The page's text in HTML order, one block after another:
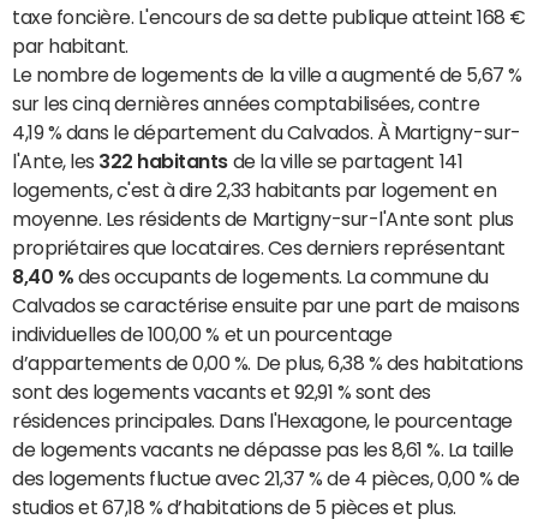
taxe foncière. L'encours de sa dette publique atteint 168 €
par habitant.
Le nombre de logements de la ville a augmenté de 5,67 %
sur les cinq dernières années comptabilisées, contre
4,19 % dans le département du Calvados. À Martigny-sur-
l'Ante, les 322 habitants de la ville se partagent 141
logements, c'est à dire 2,33 habitants par logement en
moyenne. Les résidents de Martigny-sur-l'Ante sont plus
propriétaires que locataires. Ces derniers représentant
8,40 % des occupants de logements. La commune du
Calvados se caractérise ensuite par une part de maisons
individuelles de 100,00 % et un pourcentage
d’appartements de 0,00 %. De plus, 6,38 % des habitations
sont des logements vacants et 92,91 % sont des
résidences principales. Dans l'Hexagone, le pourcentage
de logements vacants ne dépasse pas les 8,61 %. La taille
des logements fluctue avec 21,37 % de 4 pièces, 0,00 % de
studios et 67,18 % d’habitations de 5 pièces et plus.